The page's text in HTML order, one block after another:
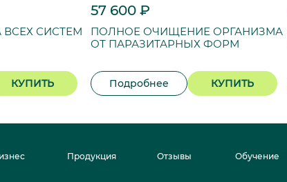
СИСТЕМ
КУПИТЬ
57 600 ₽
ПОЛНОЕ ОЧИЩЕНИЕ ОРГАНИЗМА
ОТ ПАРАЗИТАРНЫХ ФОРМ
Подробнее КУПИТЬ
Продукция Отзывы Обучение